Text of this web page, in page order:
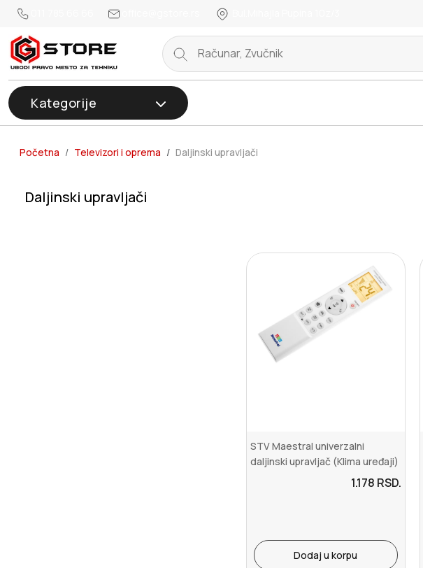
Kategorije
Početna Televizori i oprema Daljinski upravljači
Daljinski upravljači
STV Maestral univerzalni
daljinski upravljač (Klima uređaji)
1.178 RSD.
Dodaj u korpu